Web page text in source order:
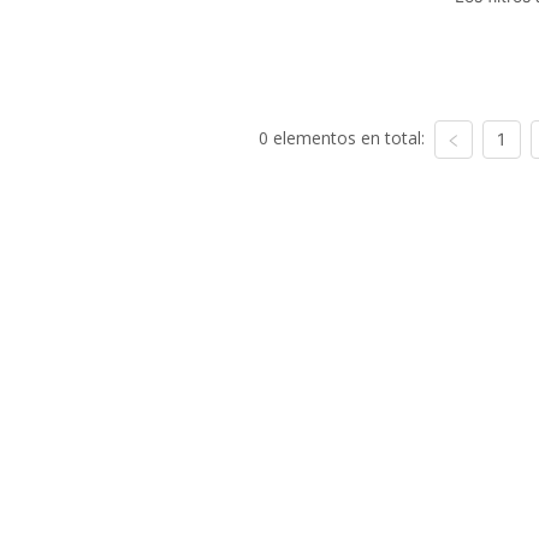
0 elementos en total: 1